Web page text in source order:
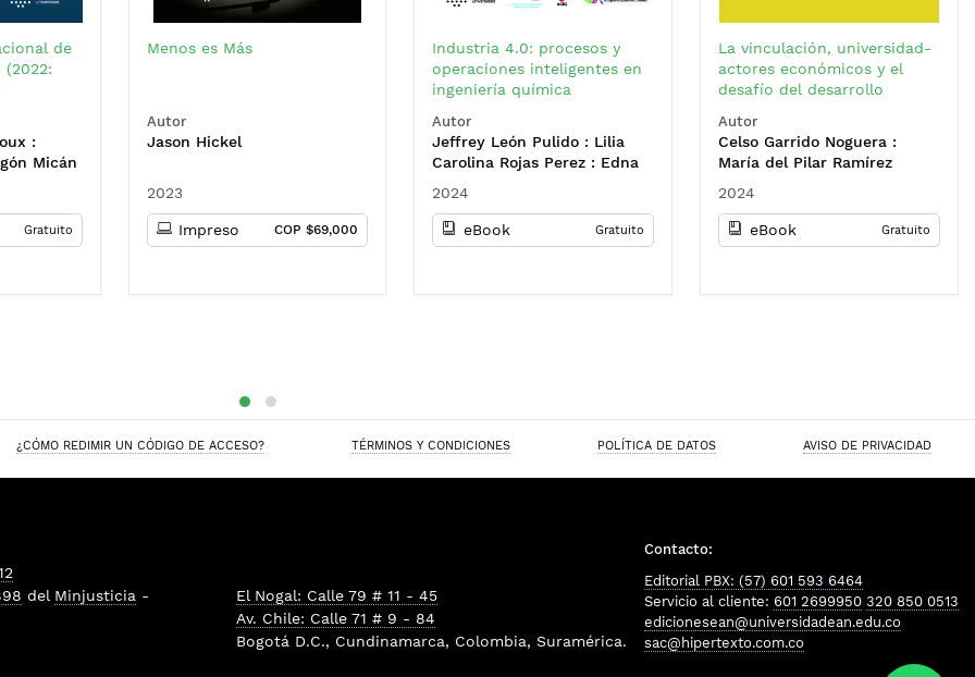
de
(2022:
:
Micán
Patricia
G.
Gratuito
Menos es Más
Autor
Jason Hickel
2023
Impreso COP $69,000
Industria 4.0: procesos y
operaciones inteligentes en
ingeniería química
Autor
Jeffrey León Pulido : Lilia
Carolina Rojas Perez : Edna
Ernesto Perilla Perilla
2024
eBook Gratuito
La vinculación, universidad-
actores económicos y el
desafío del desarrollo
escenario global: retos y
oportunidades
Autor
Celso Garrido Noguera :
María del Pilar Ramírez
Bravo Rojas : Bayron Darío
Becerra Muñoz : Nelson
Beltrán Galvis : Hugo
2024
eBook Gratuito
¿CÓMO REDIMIR UN CÓDIGO DE ACCESO? TÉRMINOS Y CONDICIONES POLÍTICA DE DATOS AVISO DE PRIVACIDAD
del Minjusticia -
El Nogal: Calle 79 # 11 - 45
Av. Chile: Calle 71 # 9 - 84
Bogotá D.C., Cundinamarca, Colombia, Suramérica.
Contacto:
Editorial PBX: (57) 601 593 6464
Servicio al cliente: 601 2699950 320 850 0513
edicionesean@universidadean.edu.co
sac@hipertexto.com.co